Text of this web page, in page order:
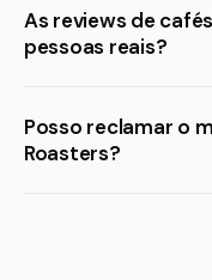
As reviews de
pessoas reais?
Posso reclamar o
Roasters?